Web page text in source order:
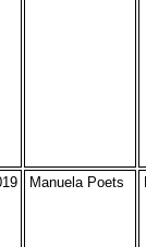
Manuela Poets